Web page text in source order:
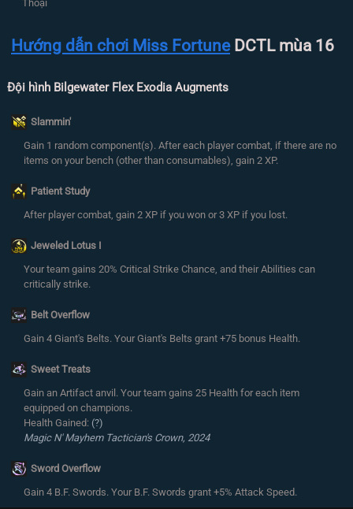
Thoại
Hướng dẫn chơi Miss FortuneDCTL mùa 16
Đội hình Bilgewater Flex Exodia Augments
Slammin'
Gain 1 random component(s). After each player combat, if there are no
items on your bench (other than consumables), gain 2 XP.
Patient Study
After player combat, gain 2 XP if you won or 3 XP if you lost.
Jeweled Lotus I
Your team gains 20% Critical Strike Chance, and their Abilities can
critically strike.
Belt Overflow
Gain 4 Giant's Belts. Your Giant's Belts grant +75 bonus Health.
Sweet Treats
Gain an Artifact anvil. Your team gains 25 Health for each item
equipped on champions.
Health Gained: (?)
Magic N' Mayhem Tactician's Crown, 2024
Sword Overflow
Gain 4 B.F. Swords. Your B.F. Swords grant +5% Attack Speed.